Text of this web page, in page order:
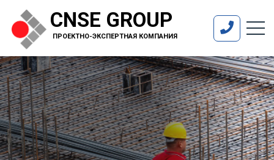
CNSE GROUP
ПРОЕКТНО-ЭКСПЕРТНАЯ КОМПАНИЯ